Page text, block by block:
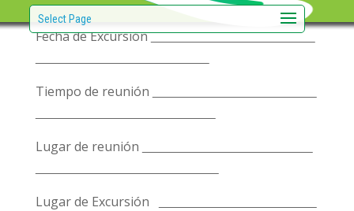
Select Page
Fecha de Excursión
Tiempo de reunión
Lugar de reunión
Lugar de Excursión